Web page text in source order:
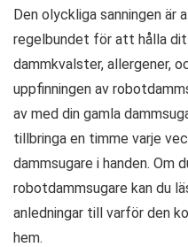
Den olyckliga sanningen är
regelbundet för att hålla
dammkvalster, allergener,
uppfinningen av
av med din gamla
tillbringa en timme varje
dammsugare i handen. Om
robotdammsugare kan du
anledningar till varför den
hem.